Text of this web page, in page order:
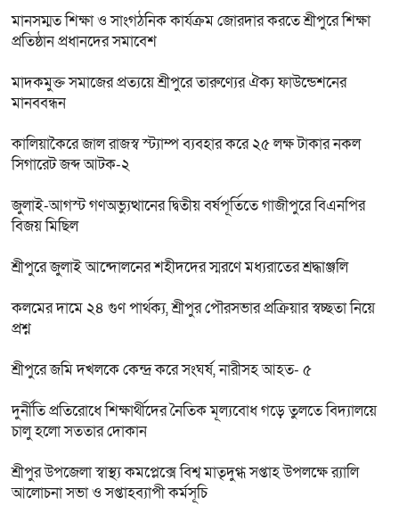
মানসম্মত শিক্ষা ও সাংগঠনিক কার্যক্রম জোরদার করতে শ্রীপুরে শিক্ষা
প্রতিষ্ঠান প্রধানদের সমাবেশ
মাদকমুক্ত সমাজের প্রত্যয়ে শ্রীপুরে তারুণ্যের ঐক্য ফাউন্ডেশনের
মানববন্ধন
কালিয়াকৈরে জাল রাজস্ব স্ট্যাম্প ব্যবহার করে ২৫ লক্ষ টাকার নকল
সিগারেট জব্দ আটক-২
জুলাই-আগস্ট গণঅভ্যুত্থানের দ্বিতীয় বর্ষপূর্তিতে গাজীপুরে বিএনপির
বিজয় মিছিল
শ্রীপুরে জুলাই আন্দোলনের শহীদদের স্মরণে মধ্যরাতের শ্রদ্ধাঞ্জলি
কলমের দামে ২৪ গুণ পার্থক্য, শ্রীপুর পৌরসভার প্রক্রিয়ার স্বচ্ছতা নিয়ে
প্রশ্ন
শ্রীপুরে জমি দখলকে কেন্দ্র করে সংঘর্ষ, নারীসহ আহত- ৫
দুর্নীতি প্রতিরোধে শিক্ষার্থীদের নৈতিক মূল্যবোধ গড়ে তুলতে বিদ্যালয়ে
চালু হলো সততার দোকান
শ্রীপুর উপজেলা স্বাস্থ্য কমপ্লেক্সে বিশ্ব মাতৃদুগ্ধ সপ্তাহ উপলক্ষে র‍্যালি
আলোচনা সভা ও সপ্তাহব্যাপী কর্মসূচি